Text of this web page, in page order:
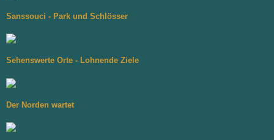
Sanssouci - Park und Schlösser
Sehenswerte Orte - Lohnende Ziele
Der Norden wartet